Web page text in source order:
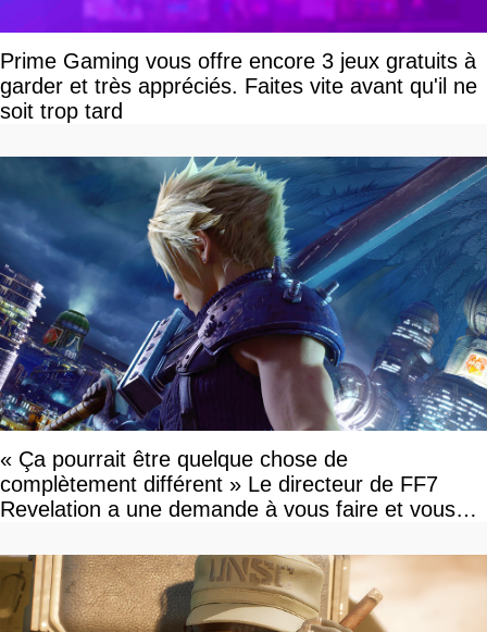
Prime Gaming vous offre encore 3 jeux gratuits à
garder et très appréciés. Faites vite avant qu'il ne
soit trop tard
« Ça pourrait être quelque chose de
complètement différent » Le directeur de FF7
Revelation a une demande à vous faire et vous